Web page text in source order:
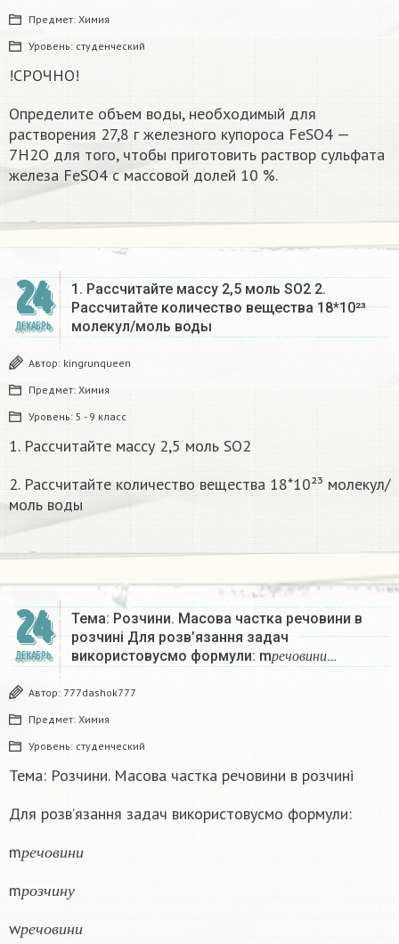
Предмет: Химия
Уровень: студенческий
!СРОЧНО!
Определите объем воды, необходимый для
растворения 27,8 г железного купороса FeSO4 —
7Н2О для того, чтобы приготовить раствор сульфата
железа FeSO4 с массовой долей 10 %.​
24
ДЕКАБРЬ
1. Рассчитайте массу 2,5 моль SO2 2.
Рассчитайте количество вещества 18*10²³
молекул/моль воды
Автор: kingrunqueen
Предмет: Химия
Уровень: 5 - 9 класс
1. Рассчитайте массу 2,5 моль SO2
2. Рассчитайте количество вещества 18*10²³ молекул/
моль воды
24
ДЕКАБРЬ
Тема: Розчини. Масова частка речовини в
розчині Для розв’язання задач
використовусмо формули: m р е ч о в и н и
р е …
Автор: 777dashok777
Предмет: Химия
Уровень: студенческий
Тема: Розчини. Масова частка речовини в розчині
Для розв’язання задач використовусмо формули:
m р е ч о в и н и
m р о з ч и н у
wр е ч о в и н и